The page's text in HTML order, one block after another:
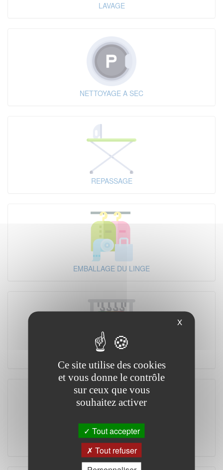
LAVAGE
NETTOYAGE A SEC
REPASSAGE
EMBALLAGE DU LINGE
FOURNITURES & REVENTE
X
Ce site utilise des cookies
et vous donne le contrôle
sur ceux que vous
souhaitez activer
Tout accepter
Tout refuser